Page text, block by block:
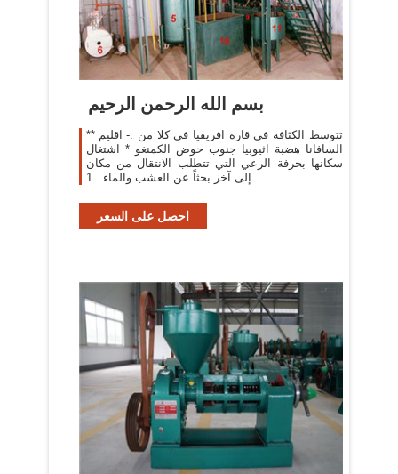
بسم الله الرحمن الرحيم
** تتوسط الكثافة في قارة افريقيا في كلا من :- اقليم
السافانا هضبة اثيوبيا جنوب حوض الكمنغو * اشتغال
سكانها بحرفة الرعي التي تتطلب الانتقال من مكان
إلى آخر بحثاً عن العشب والماء . 1
احصل على السعر